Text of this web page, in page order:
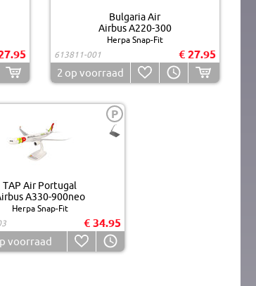
Bulgaria Air
Airbus A220-300
Herpa Snap-Fit
613811-001
€ 27.95
2 op voorraad
P
TAP Air Portugal
A330-900neo
Herpa Snap-Fit
€ 34.95
voorraad